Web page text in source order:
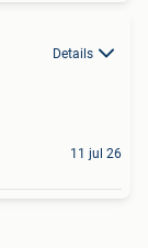
Details
11 jul 26